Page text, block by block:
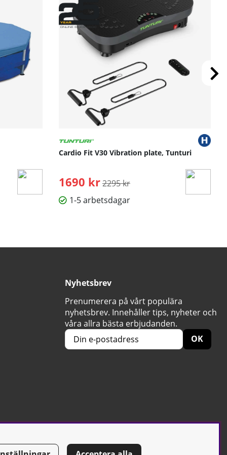
Cardio Fit V30 Vibration plate, Tunturi
1690 kr Ordinarie pris:
2295 kr
1-5 arbetsdagar
Nyhetsbrev
Prenumerera på vårt populära
nyhetsbrev. Innehåller tips, nyheter och
våra allra bästa erbjudanden.
OK